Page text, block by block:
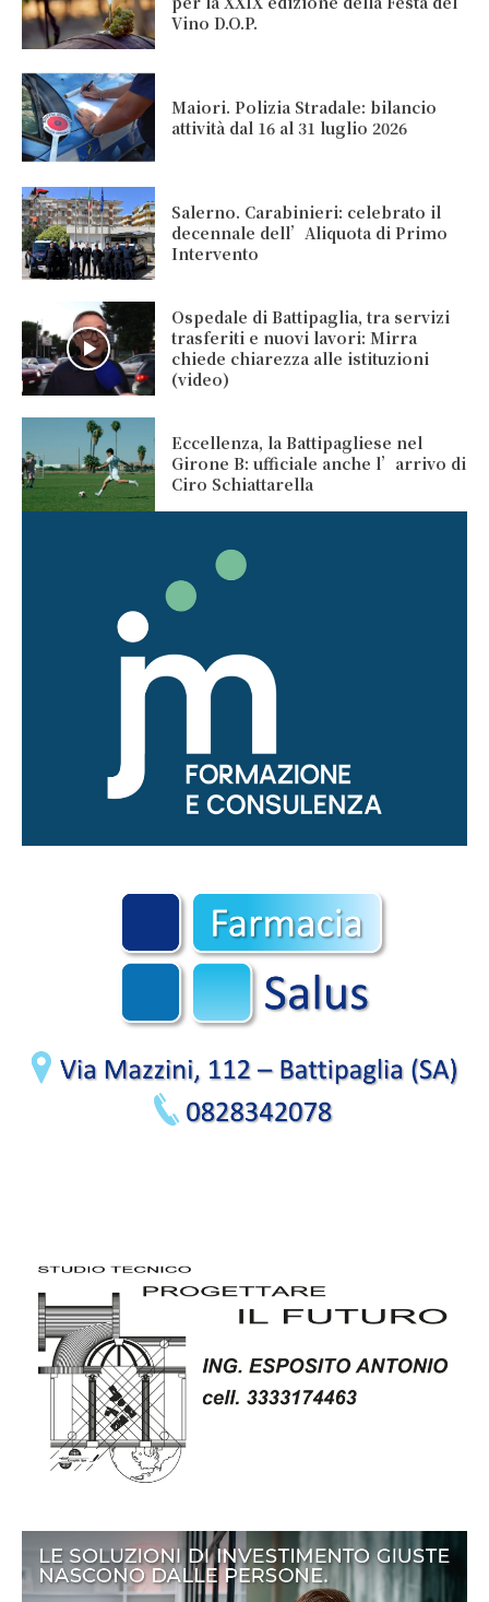
Vino D.O.P.
Maiori. Polizia Stradale: bilancio
attività dal 16 al 31 luglio 2026
Salerno. Carabinieri: celebrato il
decennale dell’Aliquota di Primo
Intervento
Ospedale di Battipaglia, tra servizi
trasferiti e nuovi lavori: Mirra
chiede chiarezza alle istituzioni
(video)
Eccellenza, la Battipagliese nel
Girone B: ufficiale anche l’arrivo di
Ciro Schiattarella